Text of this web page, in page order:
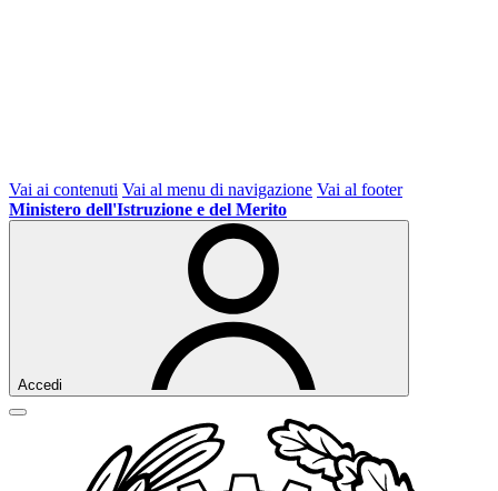
Vai ai contenuti Vai al menu di navigazione Vai al footer
Ministero dell'Istruzione e del Merito
Accedi